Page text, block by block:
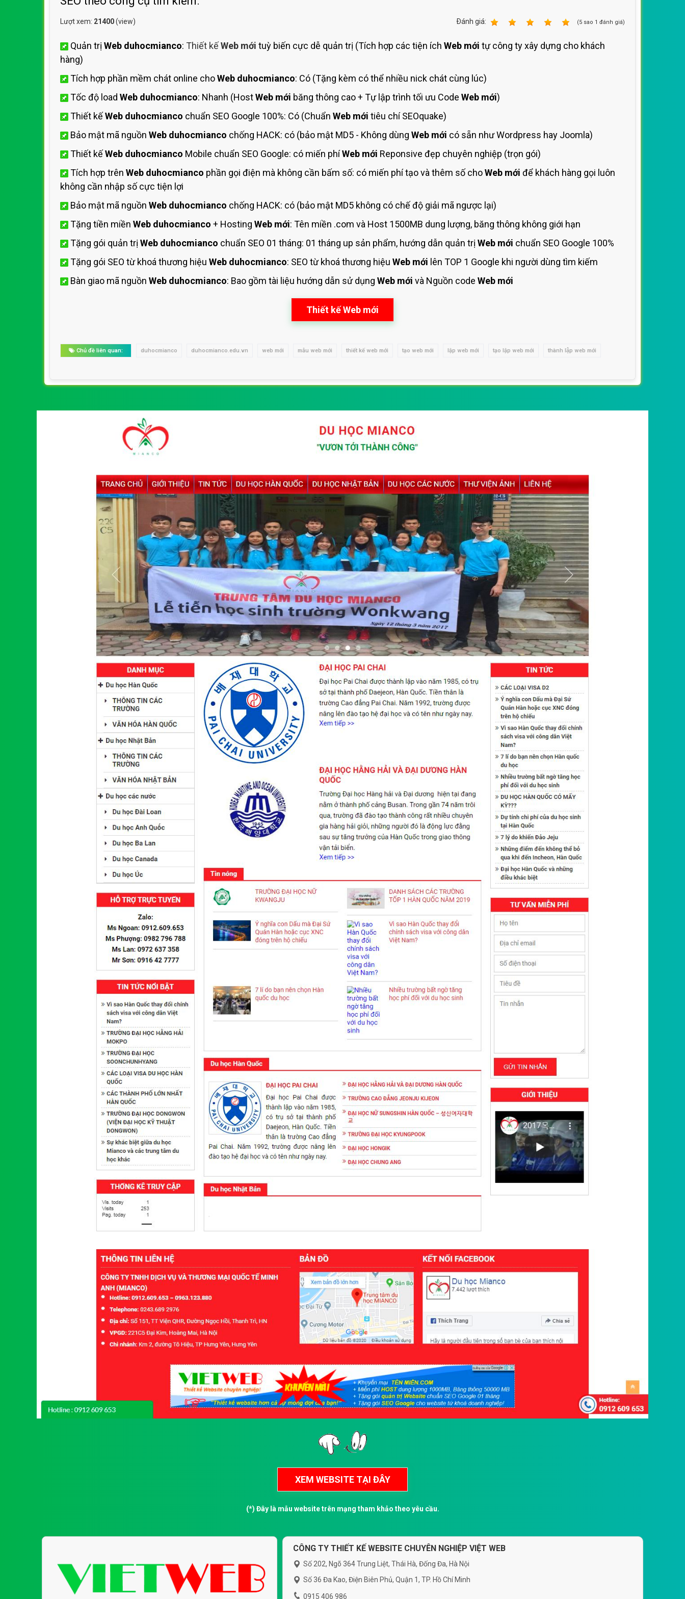
Bảng giá quản trị Fanpage Facebook
Bảng giá SEO Website
Lượt xem: 21400(view) Ðánh giá: (5 sao 1 đánh giá)
Quản trị Web duhocmianco: Thiết kếWeb mới tuỳ biến cực dễ quản trị (Tích hợp các tiện ích Web mới tự công ty xây dựng cho khách
hàng)
Tích hợp phần mềm chát online choWeb duhocmianco: Có (Tặng kèm có thể nhiều nick chát cùng lúc)
Tốc độ load Web duhocmianco: Nhanh (HostWeb mới băng thông cao + Tự lập trình tối ưu Code Web mới)
Thiết kếWeb duhocmianco chuẩn SEO Google 100%: Có (Chuẩn Web mới tiêu chí SEOquake)
Bảo mật mã nguồn Web duhocmianco chống HACK: có (bảo mật MD5 - Không dùng Web mới có sẵn như Wordpress hay Joomla)
Thiết kếWeb duhocmianco Mobile chuẩn SEO Google: có miến phíWeb mới Reponsive đẹp chuyên nghiệp (trọn gói)
Tích hợp trên Web duhocmianco phần gọi điện mà không cần bấm số: có miến phí tạo và thêm số choWeb mới để khách hàng gọi luôn
không cần nhập số cực tiện lợi
Bảo mật mã nguồn Web duhocmianco chống HACK: có (bảo mật MD5 không có chế độ giải mã ngược lại)
Tặng tiền miền Web duhocmianco + Hosting Web mới: Tên miền .com và Host 1500MB dung lượng, băng thông không giới hạn
Tặng gói quản trị Web duhocmianco chuẩn SEO 01 tháng: 01 tháng up sản phẩm, hướng dẫn quản trị Web mới chuẩn SEO Google 100%
Tặng gói SEO từ khoá thương hiệu Web duhocmianco: SEO từ khoá thương hiệu Web mới lên TOP 1 Google khi người dùng tìm kiếm
Bàn giao mã nguồn Web duhocmianco: Bao gồm tài liệu hướng dẫn sử dụng Web mới và Nguồn code Web mới
Thiết kế Web mới
Chủ đề liên quan: duhocmianco duhocmianco.edu.vn web mới mẫu web mới thiết kế web mới tạo web mới lập web mới tạo lập web mới thành lập web mới
(*) Đây là mẫu website trên mạng tham khảo theo yêu cầu.
CÔNG TY THIẾT KẾ WEBSITE CHUYÊN NGHIỆP VIỆT WEB
Số 202, Ngõ 364 Trung Liệt, Thái Hà, Đống Đa, Hà Nội
Số 36 Đa Kao, Điện Biên Phủ, Quận 1, TP. Hồ Chí Minh
0915 406 986